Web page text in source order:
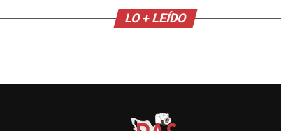
LO + LEÍDO